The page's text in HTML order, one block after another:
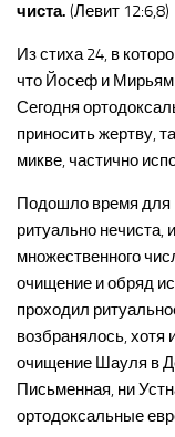
чиста. (Левит 12:6,8)
Из стиха 24, в
что Йосеф и
Сегодня
приносить жертву,
микве, частично
Подошло время для
ритуально нечиста,
множественного
очищение и обряд
проходил
возбранялось, хотя
очищение Шауля в
Письменная, ни
ортодоксальные